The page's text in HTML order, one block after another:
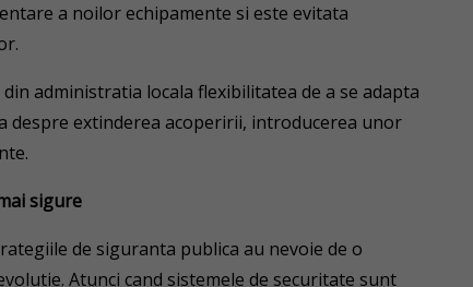
a noilor echipamente si este evitata
administratia locala flexibilitatea de a se adapta
despre extinderea acoperirii, introducerea unor
sigure
de siguranta publica au nevoie de o
Atunci cand sistemele de securitate sunt